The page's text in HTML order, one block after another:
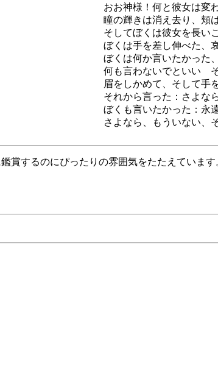
おお神様！何と彼女は変
瞳の輝きは消え去り、頬
そしてぼくは彼女を長い
ぼくは手を差し伸べた、
ぼくは何か言いたかった
何も言わないでといい
眉をしかめて、そして手
それから言った：さよな
ぼくも言いたかった：永
さよなら、もういない
賞するのにぴったりの雰囲気をたたえていま